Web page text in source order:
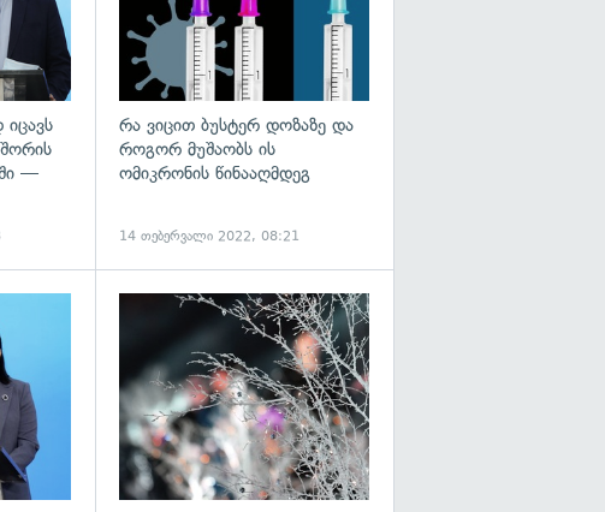
—
რა ვიცით ბუსტერ დოზაზე და
როგორ მუშაობს ის
ომიკრონის წინააღმდეგ
14 თებერვალი 2022, 08:21